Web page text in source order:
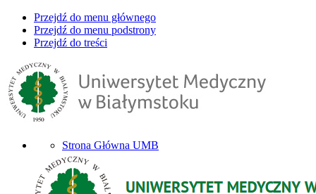
Przejdź do menu głównego
Przejdź do menu podstrony
Przejdź do treści
Strona Główna UMB